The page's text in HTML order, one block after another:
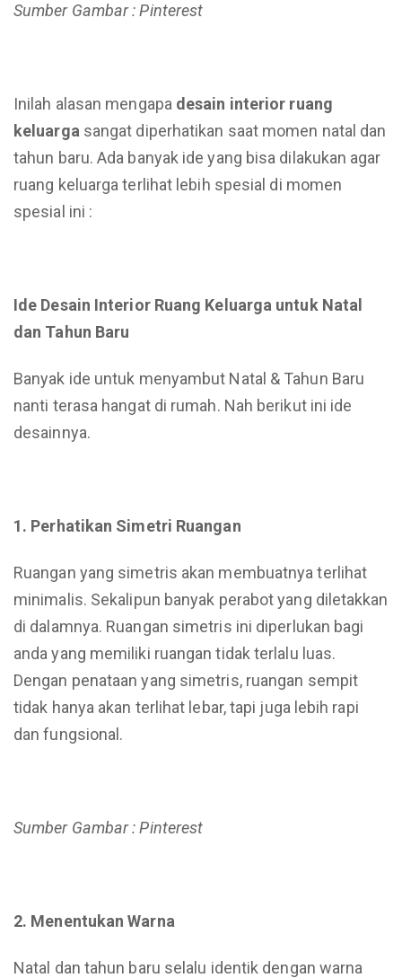
Sumber Gambar : Pinterest
Inilah alasan mengapa desain interior ruang
keluarga sangat diperhatikan saat momen natal dan
tahun baru. Ada banyak ide yang bisa dilakukan agar
ruang keluarga terlihat lebih spesial di momen
spesial ini :
Ide Desain Interior Ruang Keluarga untuk Natal
dan Tahun Baru
Banyak ide untuk menyambut Natal & Tahun Baru
nanti terasa hangat di rumah. Nah berikut ini ide
desainnya.
1. Perhatikan Simetri Ruangan
Ruangan yang simetris akan membuatnya terlihat
minimalis. Sekalipun banyak perabot yang diletakkan
di dalamnya. Ruangan simetris ini diperlukan bagi
anda yang memiliki ruangan tidak terlalu luas.
Dengan penataan yang simetris, ruangan sempit
tidak hanya akan terlihat lebar, tapi juga lebih rapi
dan fungsional.
Sumber Gambar : Pinterest
2. Menentukan Warna
Natal dan tahun baru selalu identik dengan warna